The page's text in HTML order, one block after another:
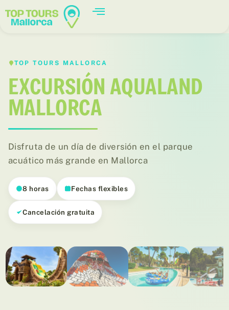
TOP TOURS MALLORCA
EXCURSIÓN AQUALAND
MALLORCA
Disfruta de un día de diversión en el parque
acuático más grande en Mallorca
8 horas Fechas flexibles
Cancelación gratuita
01/ 06